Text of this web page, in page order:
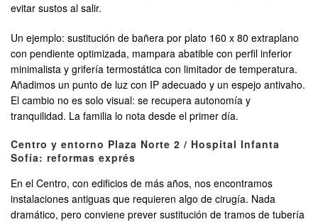
evitar sustos al salir.
Un ejemplo: sustitución de bañera por plato 160 x 80 extraplano
con pendiente optimizada, mampara abatible con perfil inferior
minimalista y grifería termostática con limitador de temperatura.
Añadimos un punto de luz con IP adecuado y un espejo antivaho.
El cambio no es solo visual: se recupera autonomía y
tranquilidad. La familia lo nota desde el primer día.
Centro y entorno Plaza Norte 2 / Hospital Infanta
Sofía: reformas exprés
En el Centro, con edificios de más años, nos encontramos
instalaciones antiguas que requieren algo de cirugía. Nada
dramático, pero conviene prever sustitución de tramos de tubería